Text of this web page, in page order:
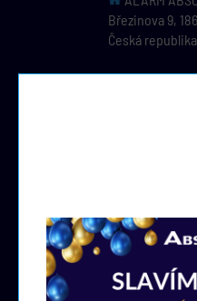
Březinova 9,
Česká republika
Pobočky